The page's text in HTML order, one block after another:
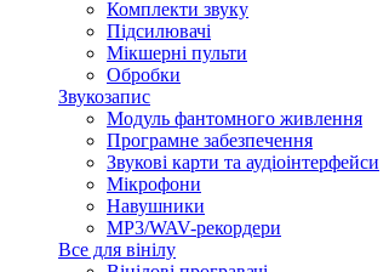
Комплекти звуку
Підсилювачі
Мікшерні пульти
Обробки
Звукозапис
Модуль фантомного живлення
Програмне забезпечення
Звукові карти та аудіоінтерфейси
Мікрофони
Навушники
MP3/WAV-рекордери
Все для вінілу